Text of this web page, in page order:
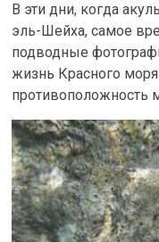
В эти дни, когда
эль-Шейха, самое
подводные
жизнь Красного
противоположность